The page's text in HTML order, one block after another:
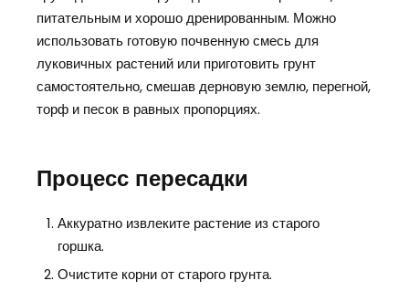
питательным и хорошо дренированным. Можно
использовать готовую почвенную смесь для
луковичных растений или приготовить грунт
самостоятельно, смешав дерновую землю, перегной,
торф и песок в равных пропорциях.
Процесс пересадки
Аккуратно извлеките растение из старого
горшка.
Очистите корни от старого грунта.